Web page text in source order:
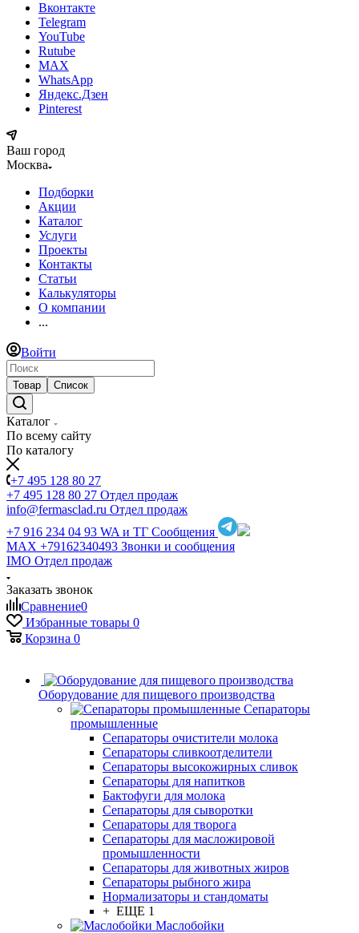
Вконтакте
Telegram
YouTube
Rutube
MAX
WhatsApp
Яндекс.Дзен
Pinterest
Ваш город
Москва
Подборки
Акции
Каталог
Услуги
Проекты
Контакты
Статьи
Калькуляторы
О компании
...
Войти
Товар Список
Каталог
По всему сайту
По каталогу
+7 495 128 80 27
+7 495 128 80 27 Отдел продаж
info@fermasclad.ru Отдел продаж
+7 916 234 04 93 WA и ТГ Сообщения
MAX +79162340493 Звонки и сообщения
IMO Отдел продаж
Заказать звонок
Сравнение0
Избранные товары 0
Корзина 0
Оборудование для пищевого производства
Сепараторы
промышленные
Сепараторы очистители молока
Сепараторы сливкоотделители
Сепараторы высокожирных сливок
Сепараторы для напитков
Бактофуги для молока
Сепараторы для сыворотки
Сепараторы для творога
Сепараторы для масложировой
промышленности
Сепараторы для животных жиров
Сепараторы рыбного жира
Нормализаторы и стандоматы
+ ЕЩЕ 1
Маслобойки